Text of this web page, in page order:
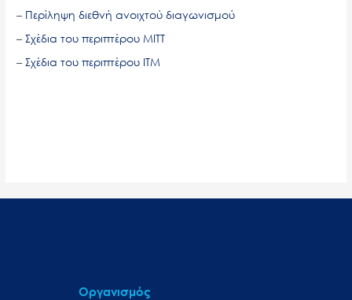
– Περίληψη διεθνή ανοιχτού διαγωνισμού
–Σχέδια του περιπτέρου MITT
–Σχέδια του περιπτέρου ITM
Οργανισμός